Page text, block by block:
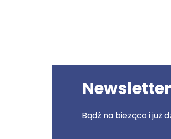
Newsletter
Bądź na bieżąco i już